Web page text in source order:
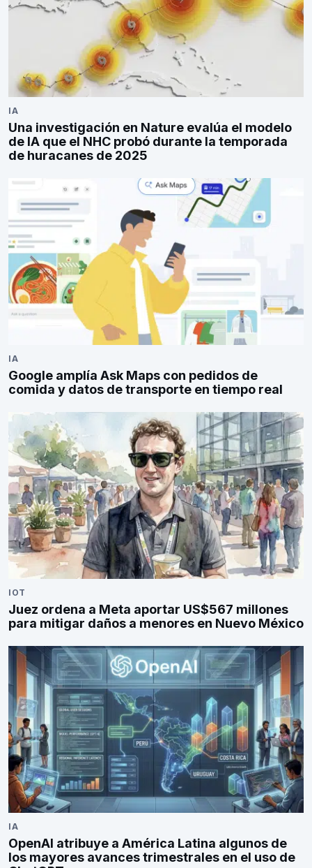
IA
Una investigación en Nature evalúa el modelo
de IA que el NHC probó durante la temporada
de huracanes de 2025
IA
Google amplía Ask Maps con pedidos de
comida y datos de transporte en tiempo real
IOT
Juez ordena a Meta aportar US$567 millones
para mitigar daños a menores en Nuevo México
IA
OpenAI atribuye a América Latina algunos de
los mayores avances trimestrales en el uso de